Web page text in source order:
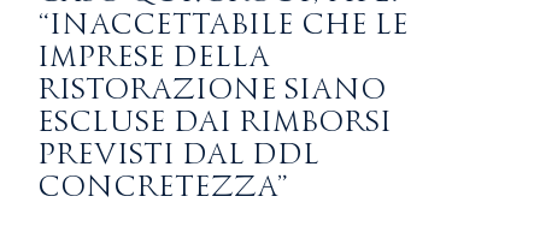
“INACCETTABILE CHE LE
IMPRESE DELLA
RISTORAZIONE SIANO
ESCLUSE DAI RIMBORSI
PREVISTI DAL DDL
CONCRETEZZA”